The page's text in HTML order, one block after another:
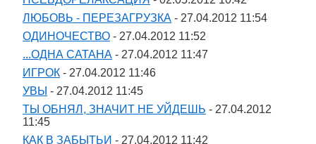
ЛЮБОВЬ - ПЕРЕЗАГРУЗКА - 27.04.2012 11:54
ОДИНОЧЕСТВО - 27.04.2012 11:52
...ОДНА САТАНА - 27.04.2012 11:47
ИГРОК - 27.04.2012 11:46
УВЫ - 27.04.2012 11:45
ТЫ ОБНЯЛ, ЗНАЧИТ НЕ УЙДЕШЬ - 27.04.2012
11:45
КАК В ЗАБЫТЬИ - 27.04.2012 11:42